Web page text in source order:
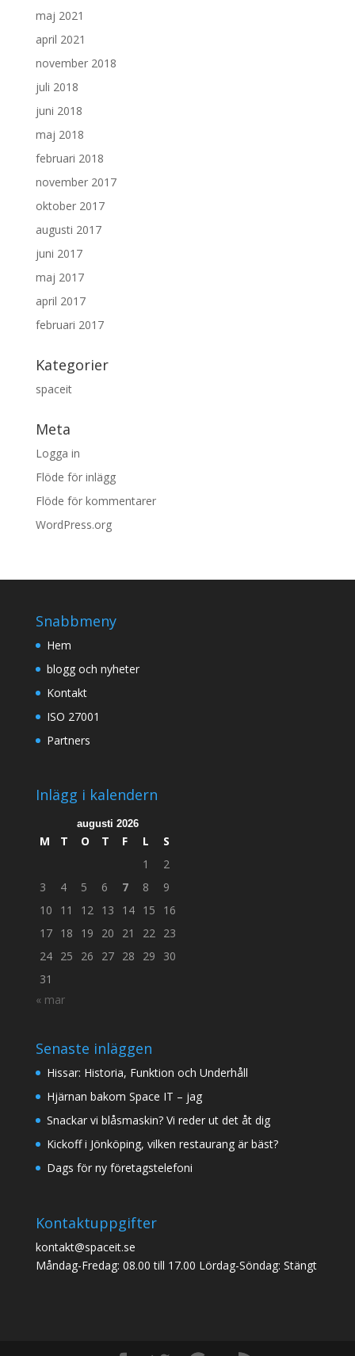
maj 2021
april 2021
november 2018
juli 2018
juni 2018
maj 2018
februari 2018
november 2017
oktober 2017
augusti 2017
juni 2017
maj 2017
april 2017
februari 2017
Kategorier
spaceit
Meta
Logga in
Flöde för inlägg
Flöde för kommentarer
WordPress.org
Snabbmeny
Hem
blogg och nyheter
Kontakt
ISO 27001
Partners
Inlägg i kalendern
augusti 2026
M T O T F L
S
1
2
3
4 5 6 7 8
9
10
11 12 13 14 15
16
17 18 19 20 21 22 23
24 25 26 27 28 29
30
31
« mar
Senaste inläggen
Hissar: Historia, Funktion och Underhåll
Hjärnan bakom Space IT – jag
Snackar vi blåsmaskin? Vi reder ut det åt dig
Kickoff i Jönköping, vilken restaurang är bäst?
Dags för ny företagstelefoni
Kontaktuppgifter
kontakt@spaceit.se
Måndag-Fredag: 08.00 till 17.00 Lördag-Söndag: Stängt